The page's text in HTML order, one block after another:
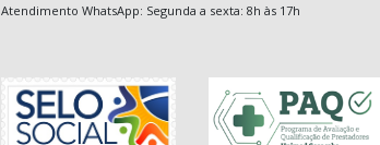
Atendimento WhatsApp: Segunda a sexta: 8h às 17h